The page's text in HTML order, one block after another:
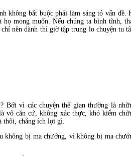
không bắt buộc phải làm sáng tỏ vấn đề.
mong muốn. Nếu chúng ta bình tĩnh,
nên dành thì giờ tập trung lo chuyện tu
Bởi vì các chuyện thế gian thường là
vô căn cứ, không xác thực, khó kiểm
thôi, chẳng ích lợi gì.
không bị ma chướng, vì không bị ma